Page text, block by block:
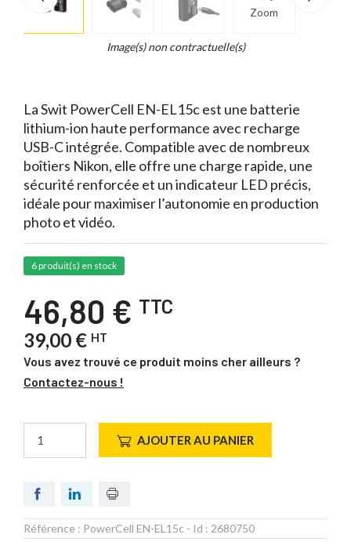
Zoom
Image(s) non contractuelle(s)
La Swit PowerCell EN-EL15c est une batterie
lithium-ion haute performance avec recharge
USB-C intégrée. Compatible avec de nombreux
boîtiers Nikon, elle offre une charge rapide, une
sécurité renforcée et un indicateur LED précis,
idéale pour maximiser l’autonomie en production
photo et vidéo.
6 produit(s) en stock
46,80 € TTC
39,00 € HT
Vous avez trouvé ce produit moins cher ailleurs ?
Contactez-nous !
AJOUTER AU PANIER
Référence : PowerCell EN-EL15c - Id : 2680750